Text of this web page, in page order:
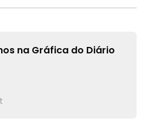
na Gráfica do Diário